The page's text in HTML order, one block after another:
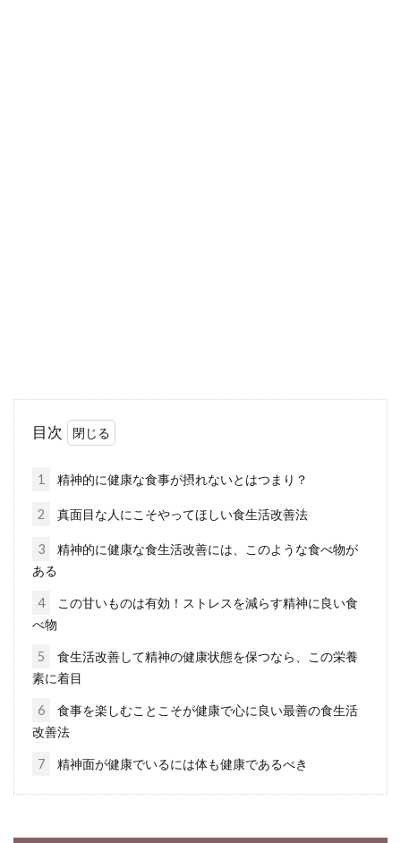
いられるのか？
ューサーで作ると健康的？
バランスのいい食事をするために野菜は欠かせ
菓子パンは危険？安全？嘘の情報に
目次
1 精神的に健康な食事が摂れないとはつまり？
2 真面目な人にこそやってほしい食生活改善法
3
精神的に健康な食生活改善には、このような食べ物が
ある
4
この甘いものは有効！ストレスを減らす精神に良い食
べ物
5
食生活改善して精神の健康状態を保つなら、この栄養
素に着目
6
食事を楽しむことこそが健康で心に良い最善の食生活
改善法
7 精神面が健康でいるには体も健康であるべき